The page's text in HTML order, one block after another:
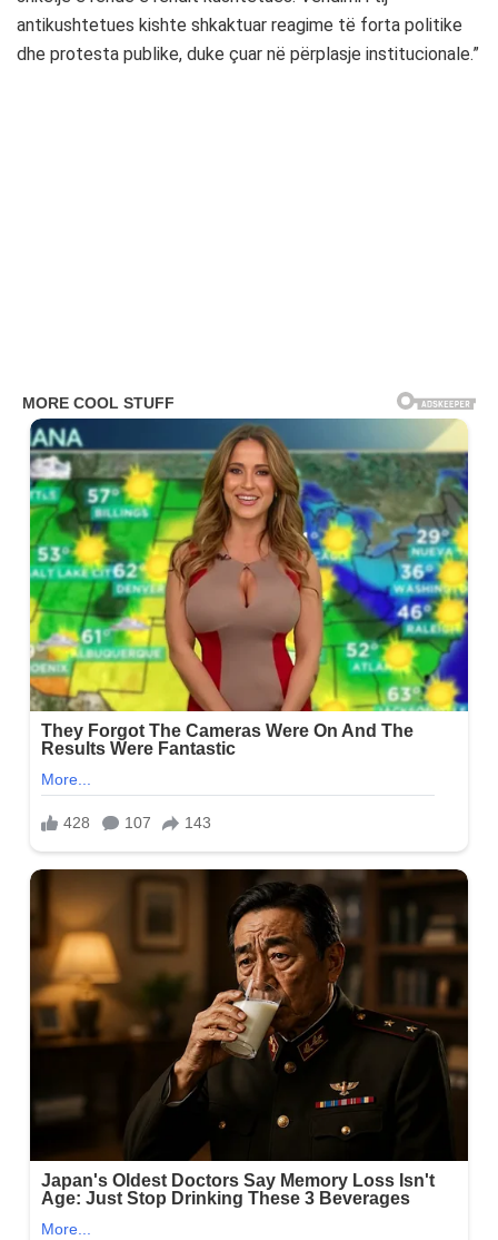
antikushtetues kishte shkaktuar reagime të forta politike
dhe protesta publike, duke çuar në përplasje institucionale.”